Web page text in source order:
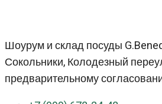
Шоурум и склад посуды
Сокольники, Колодезный
предварительному